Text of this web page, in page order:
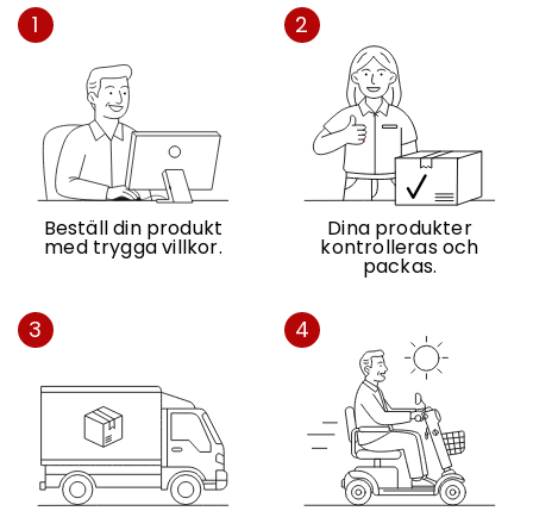
1
Beställ din produkt
med trygga villkor.
2
Dina produkter
kontrolleras och
packas.
3 4